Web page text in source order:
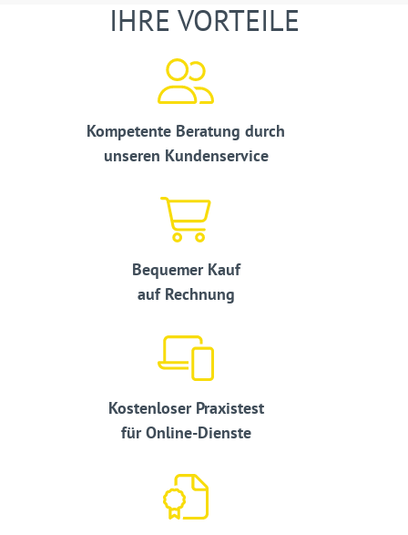
IHRE VORTEILE
Kompetente Beratung durch
unseren Kundenservice
Bequemer Kauf
auf Rechnung
Kostenloser Praxistest
für Online-Dienste